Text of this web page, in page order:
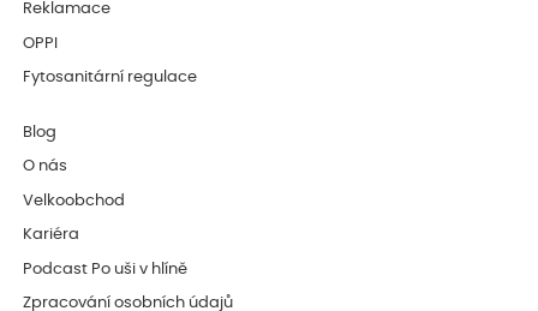
Reklamace
OPPI
Fytosanitární regulace
Blog
O nás
Velkoobchod
Kariéra
Podcast Po uši v hlíně
Zpracování osobních údajů